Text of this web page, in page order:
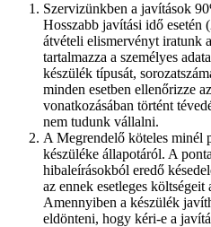
Szervizünkben a javítások
Hosszabb javítási idő esetén
átvételi elismervényt iratunk
tartalmazza a személyes
készülék típusát,
minden esetben ellenőrizze
vonatkozásában történt
nem tudunk vállalni.
A Megrendelő köteles minél
készüléke állapotáról. A
hibaleírásokból eredő
az ennek esetleges
Amennyiben a készülék
eldönteni, hogy kéri-e a